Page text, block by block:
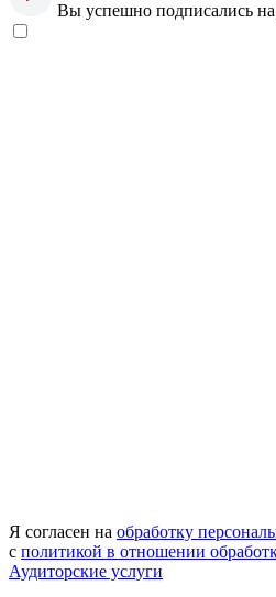
Вы успешно подписались
Я согласен на обработку
с политикой в отношении
Аудиторские услуги